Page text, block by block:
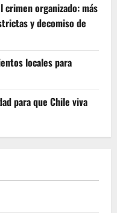
crimen organizado: más
y decomiso de
locales para
para que Chile viva